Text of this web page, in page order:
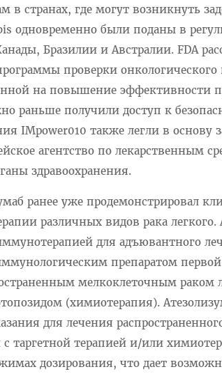
в странах, где могут возникнуть
одновременно были поданы в
Бразилии и Австралии. FDA
проверки
на повышение эффективности
раньше получили доступ к
IMpower010 также легли в основу
агентство по лекарственным
здравоохранения.
ранее уже продемонстрировал
различных видов рака легкого.
для адъювантного
препаратом
мелкоклеточным раком
(химиотерапия).
для лечения
таргетной терапией и/или
дозирования, что дает